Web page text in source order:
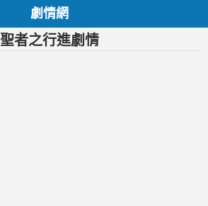
劇情網
聖者之行進劇情